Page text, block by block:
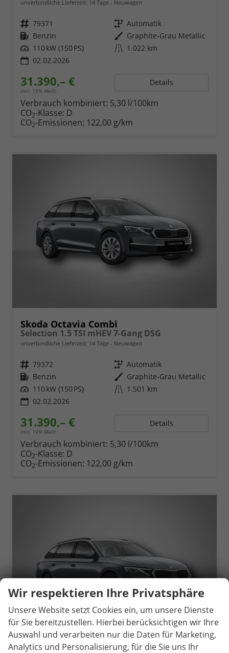
unverbindliche Lieferzeit: 14 Tage Neuwagen
Fahrzeugnr. 79371 Getriebe Automatik
Kraftstoff Benzin Außenfarbe Graphite-Grau Metallic
Leistung 110 kW (150 PS) Kilometerstand 1.022 km
02.02.2026
31.390,– €
incl. 19% MwSt.
Details
Verbrauch kombiniert: 5,30 l/100km
CO2-Klasse: D
CO2-Emissionen: 122,00 g/km
Skoda Octavia Combi
Selection 1.5 TSI mHEV 7-Gang DSG
unverbindliche Lieferzeit: 14 Tage Neuwagen
Fahrzeugnr. 79372 Getriebe Automatik
Kraftstoff Benzin Außenfarbe Graphite-Grau Metallic
Leistung 110 kW (150 PS) Kilometerstand 1.501 km
02.02.2026
31.390,– €
incl. 19% MwSt.
Details
Verbrauch kombiniert: 5,30 l/100km
CO2-Klasse: D
CO2-Emissionen: 122,00 g/km
Wir respektieren Ihre Privatsphäre
Unsere Website setzt Cookies ein, um unsere Dienste
für Sie bereitzustellen. Hierbei berücksichtigen wir Ihre
Auswahl und verarbeiten nur die Daten für Marketing,
Analytics und Personalisierung, für die Sie uns Ihr